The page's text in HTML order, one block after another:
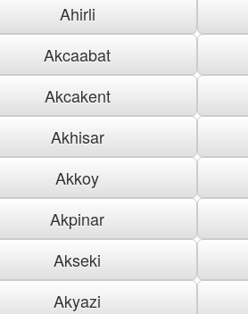
Ahirli
Akcaabat
Akcakent
Akhisar
Akkoy
Akpinar
Akseki
Akyazi